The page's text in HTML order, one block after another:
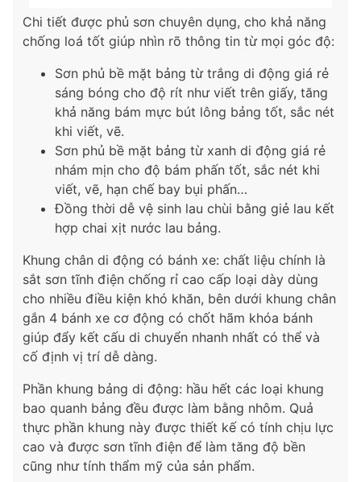
Chi tiết được phủ sơn chuyên dụng, cho khả năng
chống loá tốt giúp nhìn rõ thông tin từ mọi góc độ:
Sơn phủ bề mặt bảng từ trắng di động giá rẻ
sáng bóng cho độ rít như viết trên giấy, tăng
khả năng bám mực bút lông bảng tốt, sắc nét
khi viết, vẽ.
Sơn phủ bề mặt bảng từ xanh di động giá rẻ
nhám mịn cho độ bám phấn tốt, sắc nét khi
viết, vẽ, hạn chế bay bụi phấn…
Đồng thời dễ vệ sinh lau chùi bằng giẻ lau kết
hợp chai xịt nước lau bảng.
Khung chân di động có bánh xe: chất liệu chính là
sắt sơn tĩnh điện chống rỉ cao cấp loại dày dùng
cho nhiều điều kiện khó khăn, bên dưới khung chân
gắn 4 bánh xe cơ động có chốt hãm khóa bánh
giúp đẩy kết cấu di chuyển nhanh nhất có thể và
cố định vị trí dễ dàng.
Phần khung bảng di động: hầu hết các loại khung
bao quanh bảng đều được làm bằng nhôm. Quả
thực phần khung này được thiết kế có tính chịu lực
cao và được sơn tĩnh điện để làm tăng độ bền
cũng như tính thẩm mỹ của sản phẩm.